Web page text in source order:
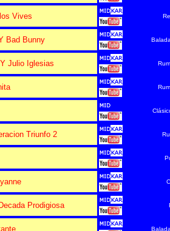
Vives
Bad Bunny
Julio Iglesias
Triunfo 2
Prodigiosa